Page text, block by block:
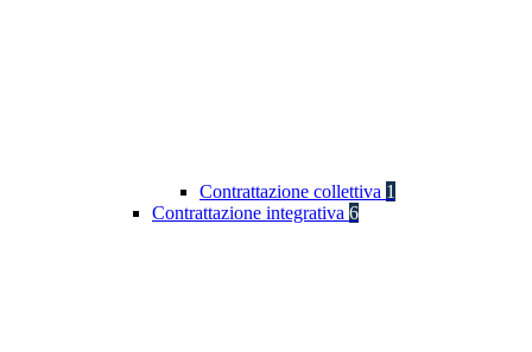
Contrattazione collettiva 1
Contrattazione integrativa 6